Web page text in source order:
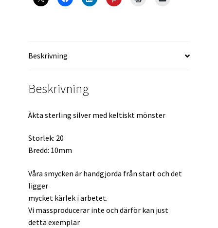
Beskrivning
Beskrivning
Äkta sterling silver med keltiskt mönster
Storlek: 20
Bredd: 10mm
Våra smycken är handgjorda från start och det
ligger
mycket kärlek i arbetet.
Vi massproducerar inte och därför kan just
detta exemplar